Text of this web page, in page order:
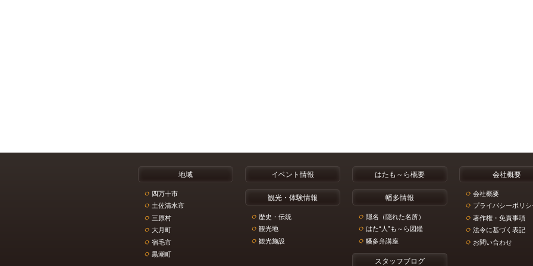
地域
四万十市
土佐清水市
三原村
大月町
宿毛市
黒潮町
イベント情報
観光・体験情報
歴史・伝統
観光地
観光施設
はたも～ら概要
幡多情報
隠名（隠れた名所）
はた“人”も～ら図鑑
幡多弁講座
スタッフブログ
会社概要
会社概要
プライバシーポリシ
著作権・免責事項
法令に基づく表記
お問い合わせ